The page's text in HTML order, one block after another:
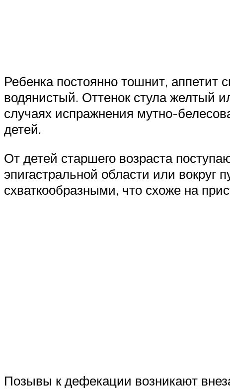
Ребенка постоянно тошнит, аппетит
водянистый. Оттенок стула желтый
случаях испражнения мутно-
детей.
От детей старшего возраста
эпигастральной области или
схваткообразными, что схоже на
Позывы к дефекации возникают